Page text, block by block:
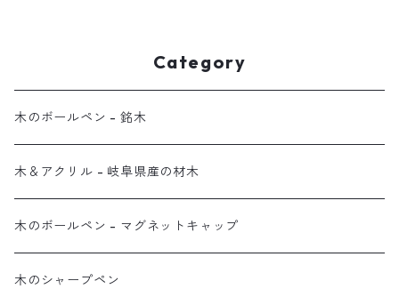
Category
木のボールペン - 銘木
木＆アクリル - 岐阜県産の材木
木のボールペン - マグネットキャップ
木のシャープペン